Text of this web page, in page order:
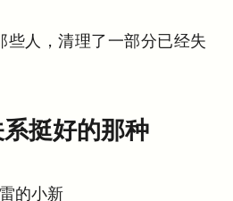
些人，清理了一部分已经失
挺好的那种
的小新